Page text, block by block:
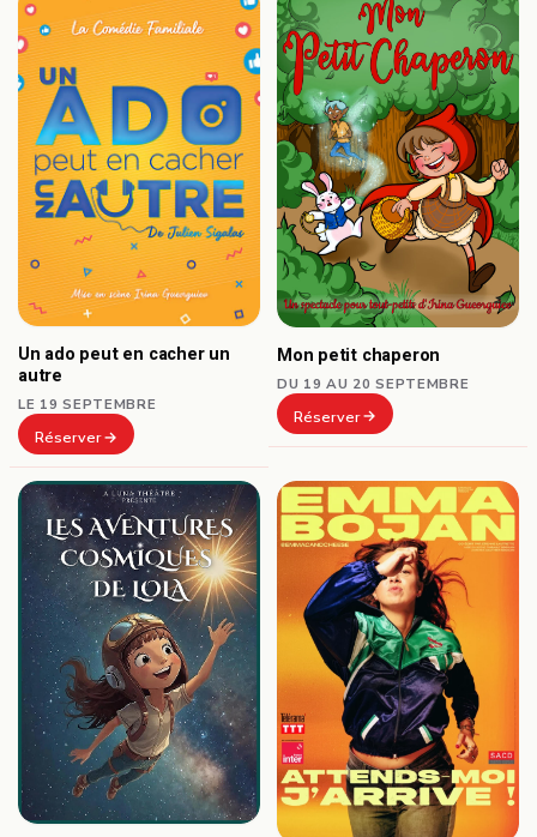
Un ado peut en cacher un
autre
LE 19 SEPTEMBRE
Réserver
Mon petit chaperon
DU 19 AU 20 SEPTEMBRE
Réserver